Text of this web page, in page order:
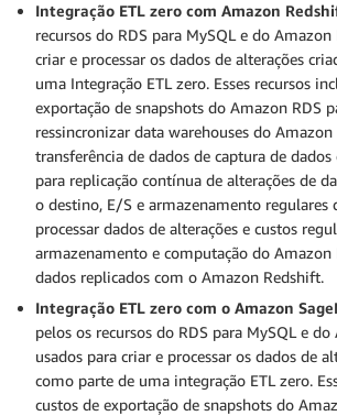
Integração ETL zero com Amazon
recursos do RDS para MySQL e do
criar e processar os dados de alterações
uma Integração ETL zero. Esses recursos
exportação de snapshots do Amazon RDS
ressincronizar data warehouses do
transferência de dados de captura de dados
para replicação contínua de alterações de
o destino, E/S e armazenamento regulares
processar dados de alterações e custos
armazenamento e computação do Amazon
dados replicados com o Amazon Redshift.
Integração ETL zero com o Amazon
pelos os recursos do RDS para MySQL e
usados para criar e processar os dados de
como parte de uma integração ETL zero.
custos de exportação de snapshots do